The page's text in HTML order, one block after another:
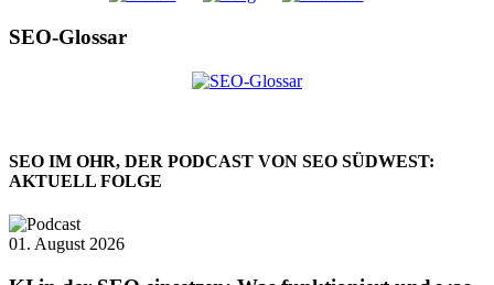
SEO-Glossar
SEO IM OHR, DER PODCAST VON SEO SÜDWEST:
AKTUELL FOLGE
01. August 2026